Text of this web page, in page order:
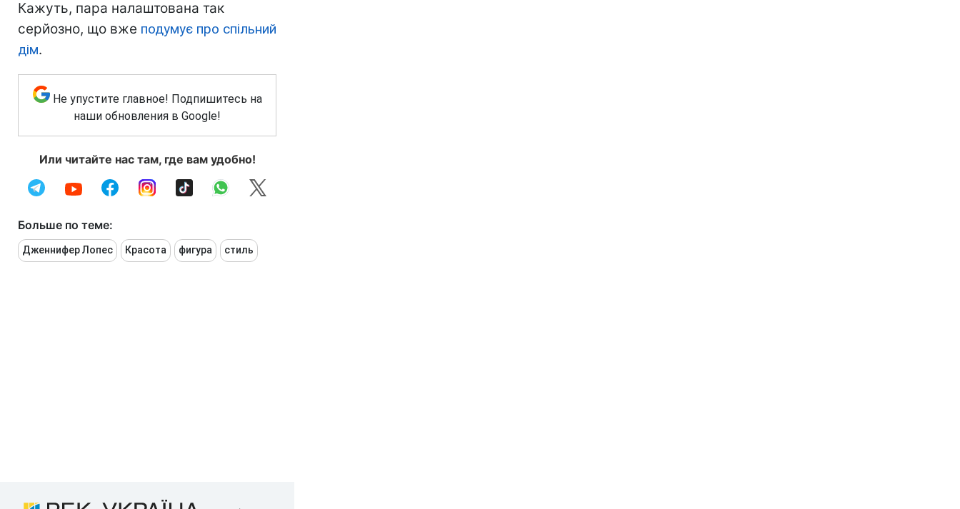
Кажуть, пара налаштована так
серйозно, що вже подумує про спільний
дім.
Не упустите главное! Подпишитесь на
наши обновления в Google!
Или читайте нас там, где вам удобно!
Больше по теме:
Дженнифер Лопес Красота фигура стиль